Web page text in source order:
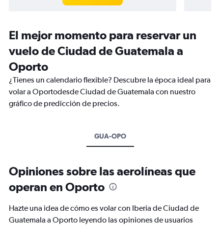
El mejor momento para reservar un
vuelo de Ciudad de Guatemala a
Oporto
¿Tienes un calendario flexible? Descubre la época ideal para
volar a Oportodesde Ciudad de Guatemala con nuestro
gráfico de predicción de precios.
GUA-OPO
Opiniones sobre las aerolíneas que
operan en Oporto
Hazte una idea de cómo es volar con Iberia de Ciudad de
Guatemala a Oporto leyendo las opiniones de usuarios